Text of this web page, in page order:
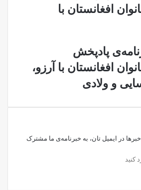
افغانستان با
پادپخش
افغانستان با آرزو،
و ولادی
در ایمیل تان، به خبرنامه‌ی ما مشترک